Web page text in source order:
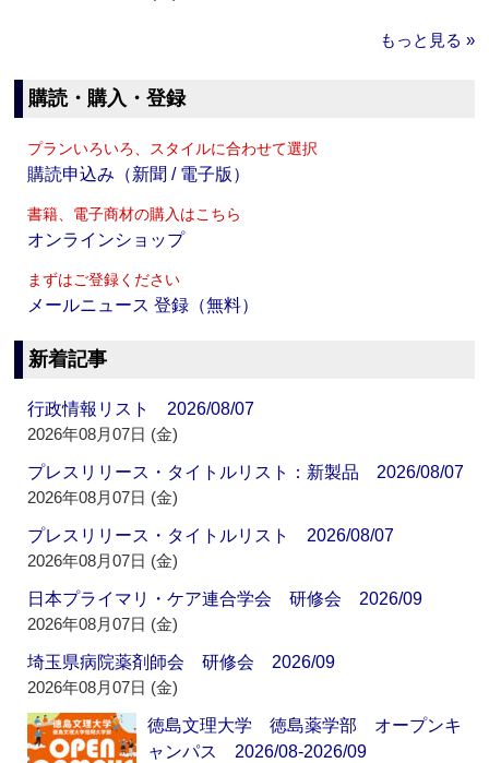
もっと見る »
購読・購入・登録
プランいろいろ、スタイルに合わせて選択
購読申込み（新聞 / 電子版）
書籍、電子商材の購入はこちら
オンラインショップ
まずはご登録ください
メールニュース 登録（無料）
新着記事
行政情報リスト 2026/08/07
2026年08月07日 (金)
プレスリリース・タイトルリスト：新製品 2026/08/07
2026年08月07日 (金)
プレスリリース・タイトルリスト 2026/08/07
2026年08月07日 (金)
日本プライマリ・ケア連合学会 研修会 2026/09
2026年08月07日 (金)
埼玉県病院薬剤師会 研修会 2026/09
2026年08月07日 (金)
徳島文理大学 徳島薬学部 オープンキ
ャンパス 2026/08-2026/09